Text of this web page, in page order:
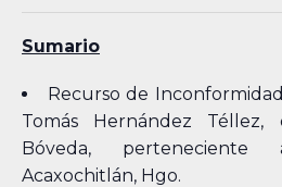
Sumario
Recurso de
Tomás Hernández
Bóveda,
Acaxochitlán, Hgo.